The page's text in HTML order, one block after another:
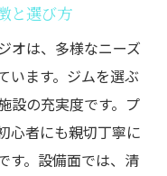
と選び方
オは、多様なニーズ
います。ジムを選ぶ
設の充実度です。プ
心者にも親切丁寧に
す。設備面では、清